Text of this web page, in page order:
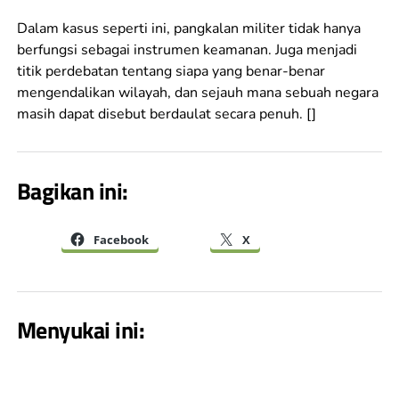
Dalam kasus seperti ini, pangkalan militer tidak hanya
berfungsi sebagai instrumen keamanan. Juga menjadi
titik perdebatan tentang siapa yang benar-benar
mengendalikan wilayah, dan sejauh mana sebuah negara
masih dapat disebut berdaulat secara penuh. []
Bagikan ini:
Facebook X
Menyukai ini: